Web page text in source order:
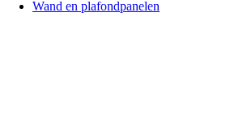
Wand en plafondpanelen